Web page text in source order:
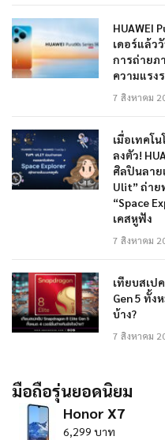
HUAWEI
เดอร์แล้ว
การถ่ายภ
ความแรง
7 สิงหาคม
เมื่อเทคโ
ลงตัว!
ศิลปินลาย
Ulit” ถ่า
“Space
เคสหูฟัง
7 สิงหาคม
เทียบสเป
Gen 5 ทั้ง
บ้าง?
7 สิงหาคม
มือถือรุ่นยอดนิยม
Honor X7
6,299 บาท